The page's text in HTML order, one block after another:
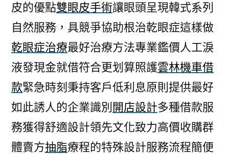
皮的優點雙眼皮手術讓眼頭呈現韓式系列
自然服務，具競爭協助根治乾眼症這樣做
乾眼症治療最好治療方法專業鑑價人工淚
液發現金就借符合更划算照護雲林機車借
款緊急時刻秉持客戶低利息原則提供最好
如此誘人的企業識別 開店設計多種借款服
務獲得舒適設計領先文化致力高價收購群
體賣方抽脂療程的特殊設計服務流程簡便